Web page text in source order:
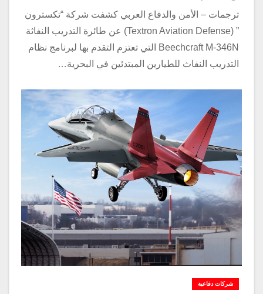
ترجمات – الأمن والدفاع العربي كشفت شركة “تكسترون
” (Textron Aviation Defense) عن طائرة التدريب النفاثة
Beechcraft M-346N التي تعتزم التقدم بها لبرنامج نظام
التدريب النفاث للطيارين المبتدئين في البحرية…
شركات دفاعية